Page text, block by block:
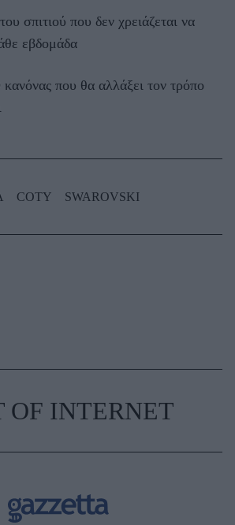
σπιτιού που δεν χρειάζεται να
εβδομάδα
που θα αλλάξει τον τρόπο
COTY SWAROVSKI
OF INTERNET